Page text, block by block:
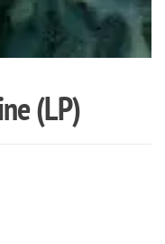
(LP)